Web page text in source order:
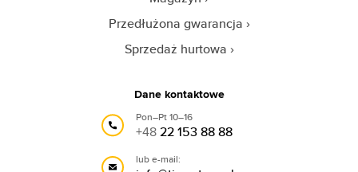
Przedłużona gwarancja
Sprzedaż hurtowa
Dane kontaktowe
Pon–Pt 10–16
+4822 153 88 88
lub e-mail: